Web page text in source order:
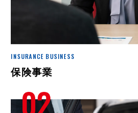
INSURANCE BUSINESS
保険事業